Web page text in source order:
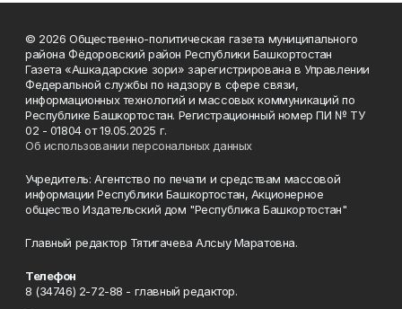
© 2026 Общественно-политическая газета муниципального
района Фёдоровский район Республики Башкортостан
Газета «Ашкадарские зори» зарегистрирована в Управлении
Федеральной службы по надзору в сфере связи,
информационных технологий и массовых коммуникаций по
Республике Башкортостан. Регистрационный номер ПИ № ТУ
02 - 01804 от 19.05.2025 г.
Об использовании персональных данных
Учредитель: Агентство по печати и средствам массовой
информации Республики Башкортостан, Акционерное
общество Издательский дом "Республика Башкортостан"
Главный редактор Тятигачева Алсыу Маратовна.
Телефон
8 (34746) 2-72-88 - главный редактор.